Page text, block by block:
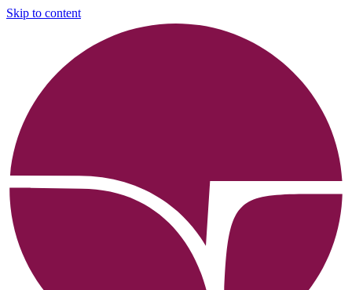
Skip to content